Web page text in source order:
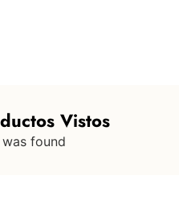
Vistos
found